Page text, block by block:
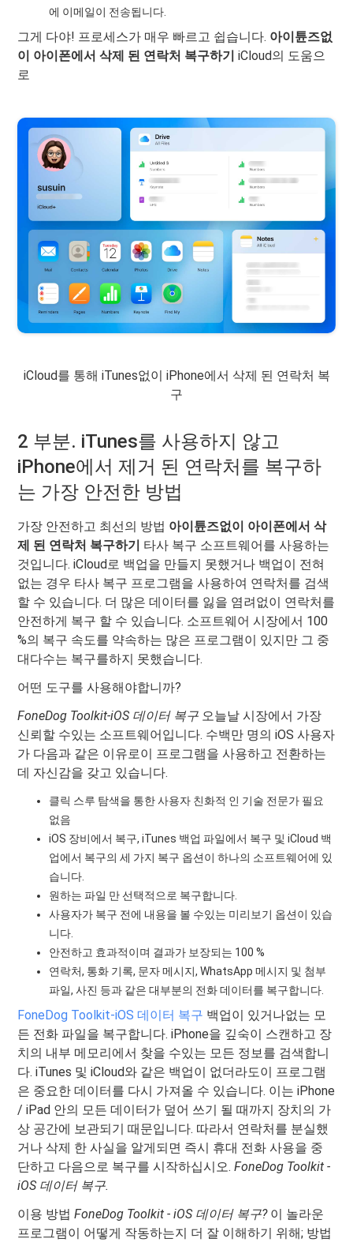
에 이메일이 전송됩니다.
그게 다야! 프로세스가 매우 빠르고 쉽습니다. 아이튠즈없
이 아이폰에서 삭제 된 연락처 복구하기 iCloud의 도움으
로
iCloud를 통해 iTunes없이 iPhone에서 삭제 된 연락처 복
구
2 부분. iTunes를 사용하지 않고
iPhone에서 제거 된 연락처를 복구하
는 가장 안전한 방법
가장 안전하고 최선의 방법 아이튠즈없이 아이폰에서 삭
제 된 연락처 복구하기 타사 복구 소프트웨어를 사용하는
것입니다. iCloud로 백업을 만들지 못했거나 백업이 전혀
없는 경우 타사 복구 프로그램을 사용하여 연락처를 검색
할 수 있습니다. 더 많은 데이터를 잃을 염려없이 연락처를
안전하게 복구 할 수 있습니다. 소프트웨어 시장에서 100
%의 복구 속도를 약속하는 많은 프로그램이 있지만 그 중
대다수는 복구를하지 못했습니다.
어떤 도구를 사용해야합니까?
FoneDog Toolkit-iOS 데이터 복구 오늘날 시장에서 가장
신뢰할 수있는 소프트웨어입니다. 수백만 명의 iOS 사용자
가 다음과 같은 이유로이 프로그램을 사용하고 전환하는
데 자신감을 갖고 있습니다.
클릭 스루 탐색을 통한 사용자 친화적 인 기술 전문가 필요
없음
iOS 장비에서 복구, iTunes 백업 파일에서 복구 및 iCloud 백
업에서 복구의 세 가지 복구 옵션이 하나의 소프트웨어에 있
습니다.
원하는 파일 만 선택적으로 복구합니다.
사용자가 복구 전에 내용을 볼 수있는 미리보기 옵션이 있습
니다.
안전하고 효과적이며 결과가 보장되는 100 %
연락처, 통화 기록, 문자 메시지, WhatsApp 메시지 및 첨부
파일, 사진 등과 같은 대부분의 전화 데이터를 복구합니다.
FoneDog Toolkit-iOS 데이터 복구 백업이 있거나없는 모
든 전화 파일을 복구합니다. iPhone을 깊숙이 스캔하고 장
치의 내부 메모리에서 찾을 수있는 모든 정보를 검색합니
다. iTunes 및 iCloud와 같은 백업이 없더라도이 프로그램
은 중요한 데이터를 다시 가져올 수 있습니다. 이는 iPhone
/ iPad 안의 모든 데이터가 덮어 쓰기 될 때까지 장치의 가
상 공간에 보관되기 때문입니다. 따라서 연락처를 분실했
거나 삭제 한 사실을 알게되면 즉시 휴대 전화 사용을 중
단하고 다음으로 복구를 시작하십시오.FoneDog Toolkit -
iOS 데이터 복구.
이용 방법FoneDog Toolkit - iOS 데이터 복구? 이 놀라운
프로그램이 어떻게 작동하는지 더 잘 이해하기 위해; 방법